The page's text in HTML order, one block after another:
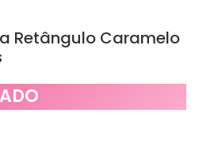
Retângulo Caramelo